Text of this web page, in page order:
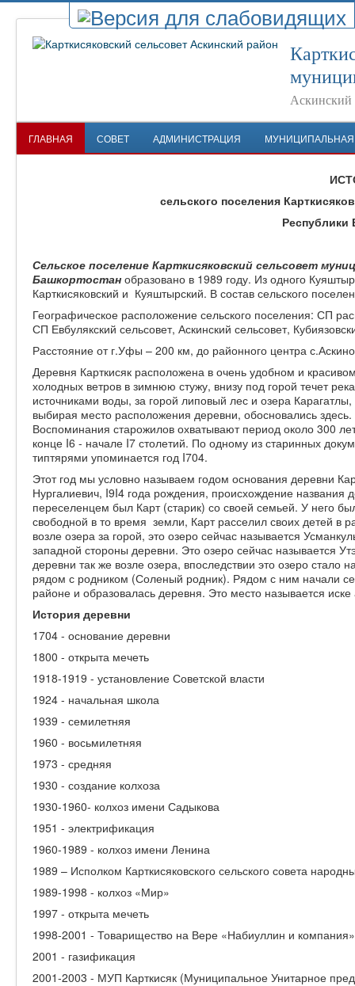
Аскинский
ГЛАВНАЯ СОВЕТ АДМИНИСТРАЦИЯ
сельского поселения
Республики
Сельское поселение Карткисяковский сельсовет
Башкортостан образовано в 1989 году. Из одного
Карткисяковский и Куяштырский. В состав сельского
Географическое расположение сельского поселения: СП
СП Евбулякский сельсовет, Аскинский сельсовет,
Расстояние от г.Уфы – 200 км, до районного центра
Деревня Карткисяк расположена в очень удобном и
холодных ветров в зимнюю стужу, внизу под горой течет
источниками воды, за горой липовый лес и озера
выбирая место расположения деревни, обосновались
Воспоминания старожилов охватывают период около 300
конце I6 - начале I7 столетий. По одному из старинных
типтярями упоминается год I704.
Этот год мы условно называем годом основания деревни
Нургалиевич, I9I4 года рождения, происхождение
переселенцем был Карт (старик) со своей семьей. У него
свободной в то время земли, Карт расселил своих детей в
возле озера за горой, это озеро сейчас называется
западной стороны деревни. Это озеро сейчас называется
деревни так же возле озера, впоследствии это озеро
рядом с родником (Соленый родник). Рядом с ним начали
районе и образовалась деревня. Это место называется
История деревни
1704 - основание деревни
1800 - открыта мечеть
1918-1919 - установление Советской власти
1924 - начальная школа
1939 - семилетняя
1960 - восьмилетняя
1973 - средняя
1930 - создание колхоза
1930-1960- колхоз имени Садыкова
1951 - электрификация
1960-1989 - колхоз имени Ленина
1989 – Исполком Карткисяковского сельского совета
1989-1998 - колхоз «Мир»
1997 - открыта мечеть
1998-2001 - Товарищество на Вере «Набиуллин и компания»
2001 - газификация
2001-2003 - МУП Карткисяк (Муниципальное Унитарное